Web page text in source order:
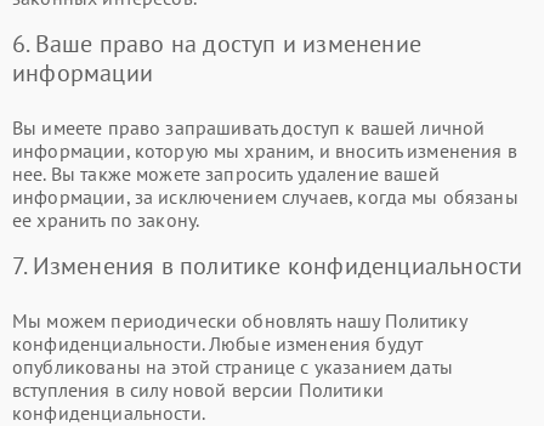
6. Ваше право на доступ и изменение
информации
Вы имеете право запрашивать доступ к вашей личной
информации, которую мы храним, и вносить изменения в
нее. Вы также можете запросить удаление вашей
информации, за исключением случаев, когда мы обязаны
ее хранить по закону.
7. Изменения в политике конфиденциальности
Мы можем периодически обновлять нашу Политику
конфиденциальности. Любые изменения будут
опубликованы на этой странице с указанием даты
вступления в силу новой версии Политики
конфиденциальности.